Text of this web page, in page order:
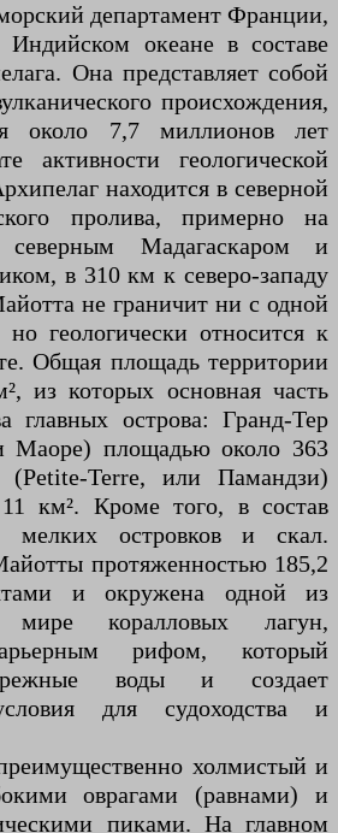
департамент Франции,
океане в составе
Она представляет собой
происхождения,
около 7,7 миллионов лет
активности геологической
находится в северной
пролива, примерно на
Мадагаскаром и
в 310 км к северо-западу
не граничит ни с одной
геологически относится к
Общая площадь территории
из которых основная часть
главных острова: Гранд-Тер
Маоре) площадью около 363
Terre, или Памандзи)
км². Кроме того, в состав
мелких островков и скал.
протяженностью 185,2
и окружена одной из
коралловых лагун,
рифом, который
воды и создает
для судоходства и
холмистый и
оврагами (равнами) и
пиками. На главном